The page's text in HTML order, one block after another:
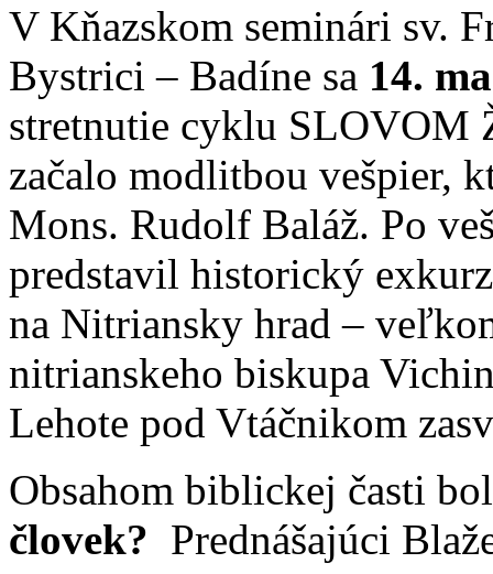
V Kňazskom seminári sv.
Bystrici – Badíne sa 14.
stretnutie cyklu
začalo modlitbou vešpier,
Mons. Rudolf Baláž. Po
predstavil historický
na Nitriansky hrad –
nitrianskeho biskupa
Lehote pod Vtáčnikom
Obsahom biblickej časti
človek? Prednášajúci